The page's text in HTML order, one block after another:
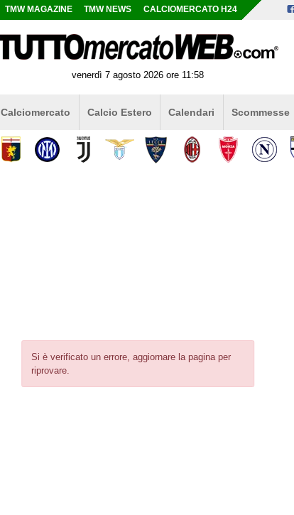
Si è verificato un errore, aggiornare la pagina per
riprovare.
TMW MAGAZINE TMW NEWS CALCIOMERCATO H24
venerdì 7 agosto 2026 ore 11:58
Calciomercato Calcio Estero Calendari Scommesse